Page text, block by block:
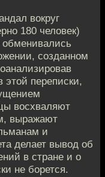
вокруг
180 человек)
обменивались
созданном
этой переписки,
восхваляют
выражают
и
делает вывод об
в стране и о
не борется.